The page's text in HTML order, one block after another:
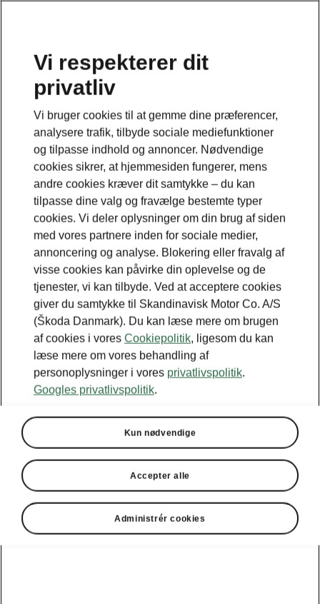
Vi respekterer dit
privatliv
Vi bruger cookies til at gemme dine præferencer,
analysere trafik, tilbyde sociale mediefunktioner
og tilpasse indhold og annoncer. Nødvendige
cookies sikrer, at hjemmesiden fungerer, mens
andre cookies kræver dit samtykke – du kan
tilpasse dine valg og fravælge bestemte typer
cookies. Vi deler oplysninger om din brug af siden
med vores partnere inden for sociale medier,
annoncering og analyse. Blokering eller fravalg af
visse cookies kan påvirke din oplevelse og de
tjenester, vi kan tilbyde. Ved at acceptere cookies
giver du samtykke til Skandinavisk Motor Co. A/S
(Škoda Danmark). Du kan læse mere om brugen
af cookies i vores Cookiepolitik, ligesom du kan
læse mere om vores behandling af
personoplysninger i vores privatlivspolitik.
Googles privatlivspolitik.
Kun nødvendige
Accepter alle
Administrér cookies